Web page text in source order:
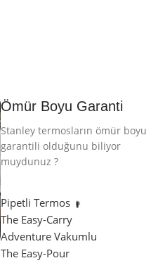
Ömür Boyu Garanti
Stanley termosların ömür boyu
garantili olduğunu biliyor
muydunuz ?
Pipetli Termos
The Easy-Carry
Adventure Vakumlu
The Easy-Pour